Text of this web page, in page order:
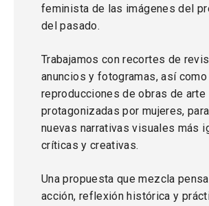
feminista de las imágenes del
del pasado.
Trabajamos con recortes de
anuncios y fotogramas, así como
reproducciones de obras de arte
protagonizadas por mujeres,
nuevas narrativas visuales más
críticas y creativas.
Una propuesta que mezcla
acción, reflexión histórica y